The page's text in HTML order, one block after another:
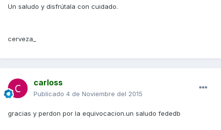
Un saludo y disfrútala con cuidado.
cerveza_
carloss
Publicado 4 de Noviembre del 2015
gracias y perdon por la equivocacion.un saludo fededb